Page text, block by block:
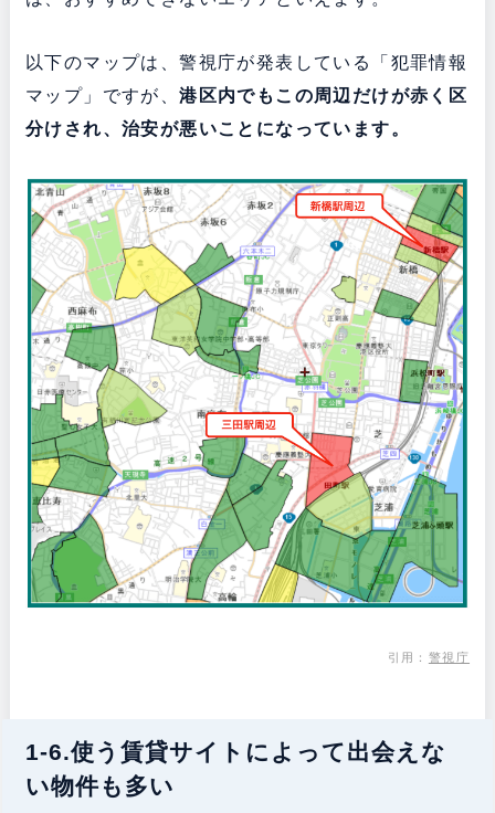
以下のマップは、警視庁が発表している「犯罪情報
マップ」ですが、港区内でもこの周辺だけが赤く区
分けされ、治安が悪いことになっています。
引用： 警視庁
1-6.使う賃貸サイトによって出会えな
い物件も多い